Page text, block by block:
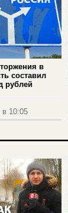
в
составил
рублей
в 10:05